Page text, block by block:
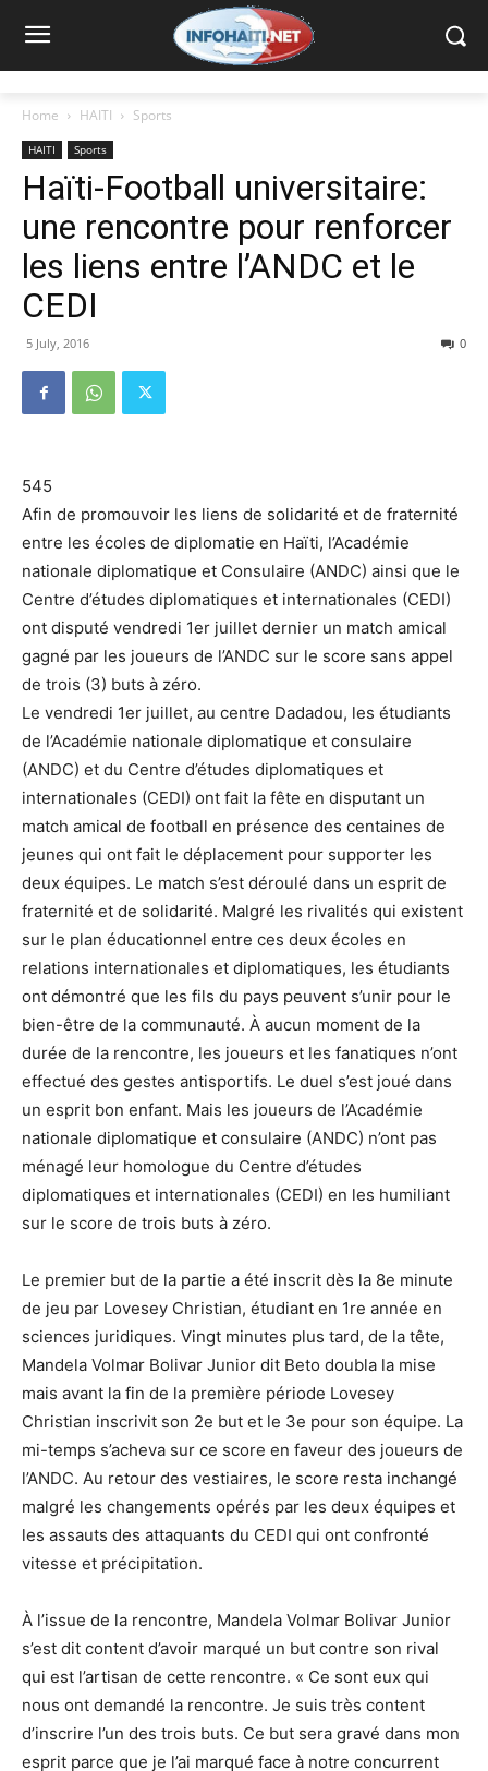
Home HAITI Sports
HAITI Sports
Haïti-Football universitaire:
une rencontre pour renforcer
les liens entre l’ANDC et le
CEDI
5 July, 2016 0
545
Afin de promouvoir les liens de solidarité et de fraternité
entre les écoles de diplomatie en Haïti, l’Académie
nationale diplomatique et Consulaire (ANDC) ainsi que le
Centre d’études diplomatiques et internationales (CEDI)
ont disputé vendredi 1er juillet dernier un match amical
gagné par les joueurs de l’ANDC sur le score sans appel
de trois (3) buts à zéro.
Le vendredi 1er juillet, au centre Dadadou, les étudiants
de l’Académie nationale diplomatique et consulaire
(ANDC) et du Centre d’études diplomatiques et
internationales (CEDI) ont fait la fête en disputant un
match amical de football en présence des centaines de
jeunes qui ont fait le déplacement pour supporter les
deux équipes. Le match s’est déroulé dans un esprit de
fraternité et de solidarité. Malgré les rivalités qui existent
sur le plan éducationnel entre ces deux écoles en
relations internationales et diplomatiques, les étudiants
ont démontré que les fils du pays peuvent s’unir pour le
bien-être de la communauté. À aucun moment de la
durée de la rencontre, les joueurs et les fanatiques n’ont
effectué des gestes antisportifs. Le duel s’est joué dans
un esprit bon enfant. Mais les joueurs de l’Académie
nationale diplomatique et consulaire (ANDC) n’ont pas
ménagé leur homologue du Centre d’études
diplomatiques et internationales (CEDI) en les humiliant
sur le score de trois buts à zéro.
Le premier but de la partie a été inscrit dès la 8e minute
de jeu par Lovesey Christian, étudiant en 1re année en
sciences juridiques. Vingt minutes plus tard, de la tête,
Mandela Volmar Bolivar Junior dit Beto doubla la mise
mais avant la fin de la première période Lovesey
Christian inscrivit son 2e but et le 3e pour son équipe. La
mi-temps s’acheva sur ce score en faveur des joueurs de
l’ANDC. Au retour des vestiaires, le score resta inchangé
malgré les changements opérés par les deux équipes et
les assauts des attaquants du CEDI qui ont confronté
vitesse et précipitation.
À l’issue de la rencontre, Mandela Volmar Bolivar Junior
s’est dit content d’avoir marqué un but contre son rival
qui est l’artisan de cette rencontre. « Ce sont eux qui
nous ont demandé la rencontre. Je suis très content
d’inscrire l’un des trois buts. Ce but sera gravé dans mon
esprit parce que je l’ai marqué face à notre concurrent